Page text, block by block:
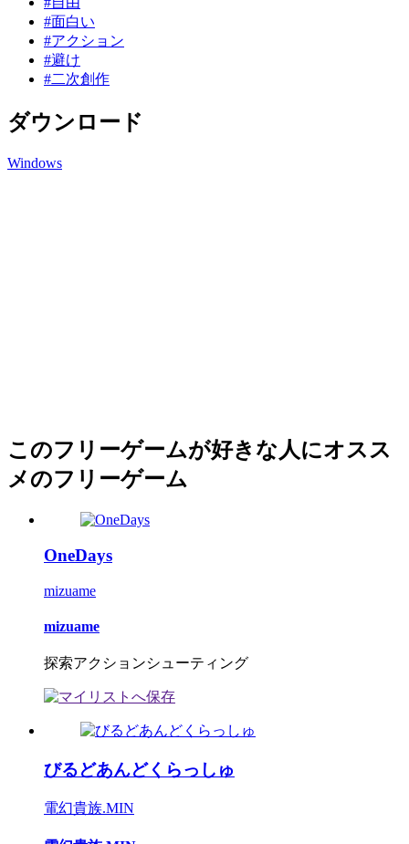
#面白い
#アクション
#避け
#二次創作
ダウンロード
Windows
このフリーゲームが好きな人にオスス
メのフリーゲーム
OneDays
mizuame
mizuame
探索アクションシューティング
びるどあんどくらっしゅ
電幻貴族.MIN